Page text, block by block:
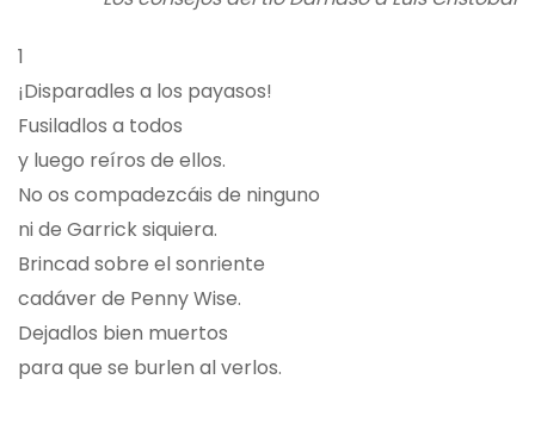
1
¡Disparadles a los payasos!
Fusiladlos a todos
y luego reíros de ellos.
No os compadezcáis de ninguno
ni de Garrick siquiera.
Brincad sobre el sonriente
cadáver de Penny Wise.
Dejadlos bien muertos
para que se burlen al verlos.